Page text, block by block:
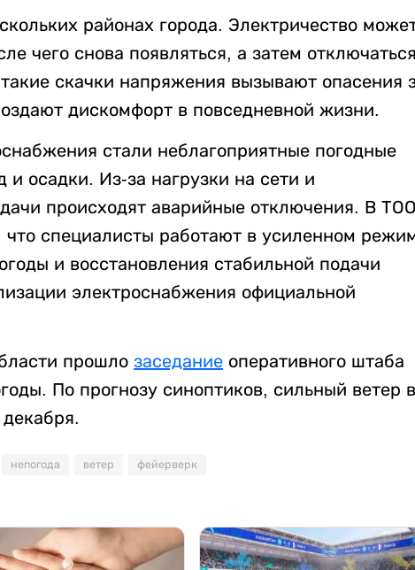
районах города. Электричество
чего снова появляться, а затем отключаться
скачки напряжения вызывают опасения
дискомфорт в повседневной жизни.
стали неблагоприятные погодные
и осадки. Из-за нагрузки на сети и
происходят аварийные отключения. В ТОО
специалисты работают в усиленном
и восстановления стабильной подачи
электроснабжения официальной
прошло заседание оперативного штаба
По прогнозу синоптиков, сильный ветер в
непогода ветер фейерверк